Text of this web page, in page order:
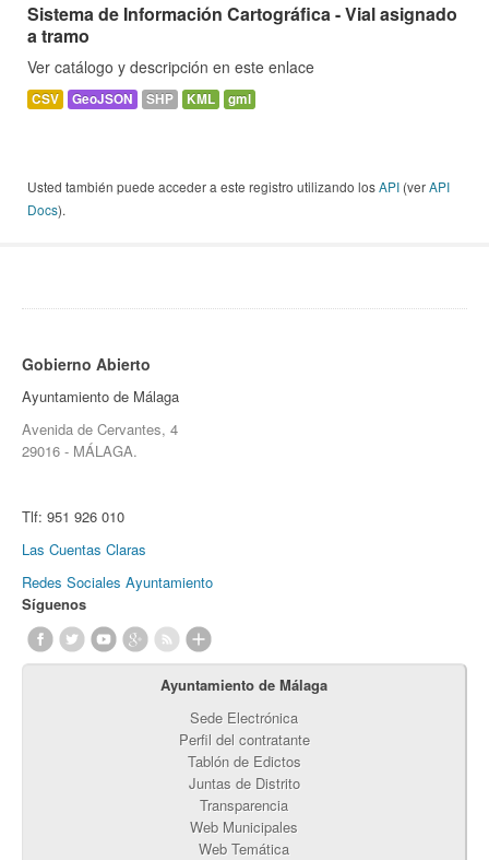
Sistema de Información Cartográfica - Vial asignado
a tramo
Ver catálogo y descripción en este enlace
CSV GeoJSON SHP KML gml
Usted también puede acceder a este registro utilizando losAPI (verAPI
Docs).
Gobierno Abierto
Ayuntamiento de Málaga
Avenida de Cervantes, 4
29016 - MÁLAGA.
Tlf: 951 926 010
Las Cuentas Claras
Redes Sociales Ayuntamiento
Síguenos
Ayuntamiento de Málaga
Sede Electrónica
Perfil del contratante
Tablón de Edictos
Juntas de Distrito
Transparencia
Web Municipales
Web Temática